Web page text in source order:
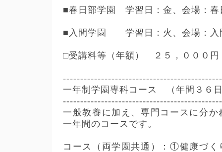
■春日部学園 学習日：金、会場：春
■入間学園 学習日：火、会場：入
□受講料等（年額） ２５，０００円
一年制学園専科コース （年間３６
一般教養に加え、専門コースに分
一年間のコースです。
コース（両学園共通）：①健康